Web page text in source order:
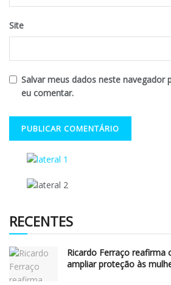
Site
Salvar meus dados neste navegador
eu comentar.
RECENTES
Ricardo Ferraço reafirma
ampliar proteção às